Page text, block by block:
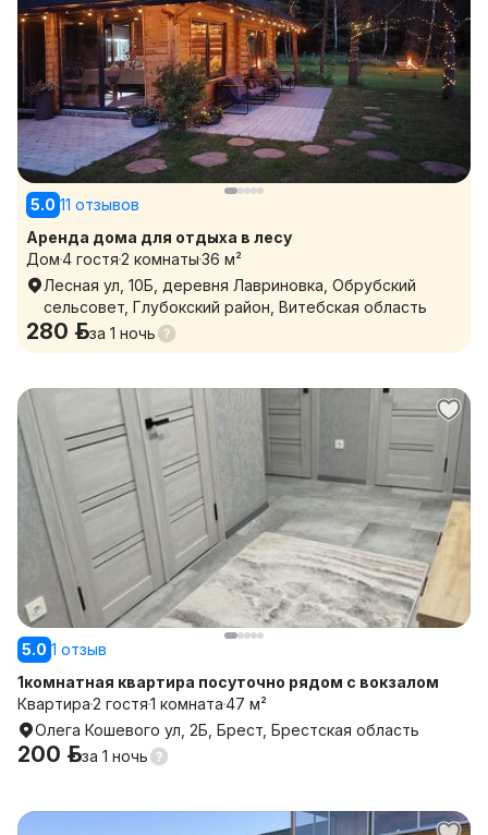
5.0 11 отзывов
Аренда дома для отдыха в лесу
Дом4 гостя2 комнаты36 м²
Лесная ул, 10Б, деревня Лавриновка, Обрубский
сельсовет, Глубокский район, Витебская область
280 р.за 1 ночь
5.0 1 отзыв
1комнатная квартира посуточно рядом с вокзалом
Квартира2 гостя1 комната47 м²
Олега Кошевого ул, 2Б, Брест, Брестская область
200 р.за 1 ночь